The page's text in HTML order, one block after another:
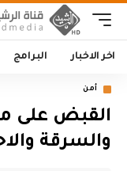
اخر الاخبار البرامج
أمن
القبض على
والسرقة